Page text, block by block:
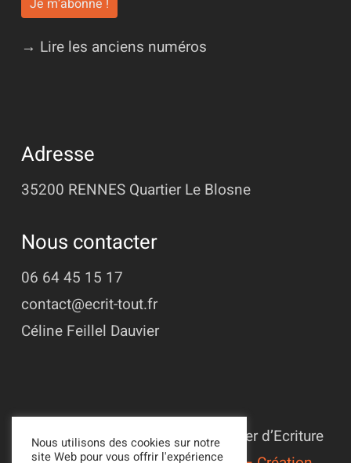
→ Lire les anciens numéros
Adresse
35200 RENNES Quartier Le Blosne
Nous contacter
06 64 45 15 17
contact@ecrit-tout.fr
Céline Feillel Dauvier
© 2022 - 2026 Association L’Atelier d’Ecriture
Nous utilisons des cookies sur notre
site Web pour vous offrir l'expérience